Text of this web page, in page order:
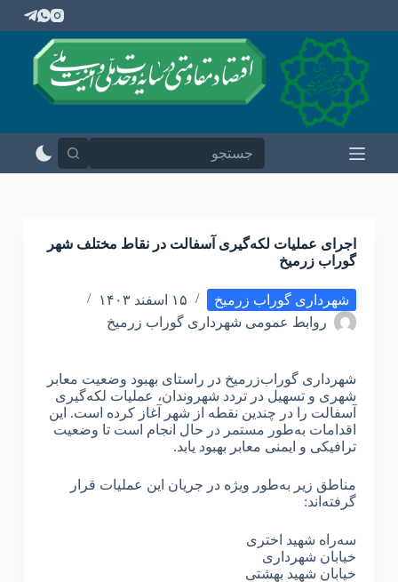
ر
ت
اجرای عملیات لکه‌گیری آسفالت در نقاط مختلف شهر
گوراب زرمیخ
شهرداری گوراب زرمیخ
۱۵ اسفند ۱۴۰۳
روابط عمومی شهرداری گوراب زرمیخ
شهرداری گوراب‌زرمیخ در راستای بهبود وضعیت معابر
شهری و تسهیل در تردد شهروندان، عملیات لکه‌گیری
آسفالت را در چندین نقطه از شهر آغاز کرده است. این
اقدامات به‌طور مستمر در حال انجام است تا وضعیت
ترافیکی و ایمنی معابر بهبود یابد.
مناطق زیر به‌طور ویژه در جریان این عملیات قرار
گرفته‌اند:
سه‌راه شهید اختری
خیابان شهرداری
خیابان شهید بهشتی